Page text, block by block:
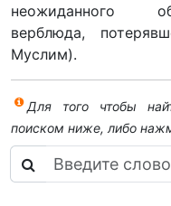
неожиданного
верблюда,
Муслим).
Для того чтобы
поиском ниже, либо